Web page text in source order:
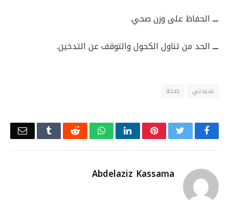
ـــ الحفاظ على وزن صحي.
ـــ الحد من تناول الكحول والتوقف عن التدخين.
سيدتي صحة
Facebook
Twitter
Pinterest
LinkedIn
WhatsApp
Reddit
Tumblr
Abdelaziz Kassama